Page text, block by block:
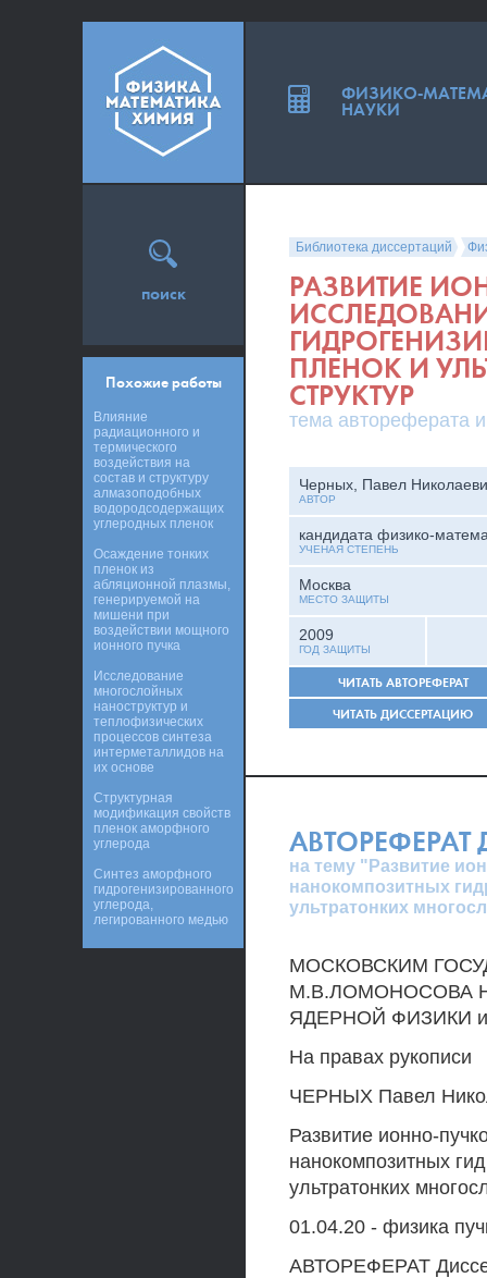
Библиотека диссертаций
РАЗВИТИЕ
ПЛЕНОК И
СТРУКТУР
тема автореферата
Черных, Павел
АВТОР
кандидата физико-
УЧЕНАЯ СТЕПЕНЬ
Москва
МЕСТО ЗАЩИТЫ
2009
ГОД ЗАЩИТЫ
ЧИТАТЬ АВТОРЕФЕРАТ
ЧИТАТЬ ДИССЕРТАЦИЮ
АВТОРЕФЕРАТ
на тему "Развитие
нанокомпозитных
ультратонких
МОСКОВСКИМ
М.В.ЛОМОНОСОВА
ЯДЕРНОЙ ФИЗИКИ
На правах рукописи
ЧЕРНЫХ Павел
Развитие ионно-
нанокомпозитных
ультратонких
01.04.20 - физика
АВТОРЕФЕРАТ
поиск
Похожие работы
Влияние
радиационного и
термического
воздействия на
состав и структуру
алмазоподобных
водородсодержащих
углеродных пленок
Осаждение тонких
пленок из
абляционной плазмы,
генерируемой на
мишени при
воздействии мощного
ионного пучка
Исследование
многослойных
наноструктур и
теплофизических
процессов синтеза
интерметаллидов на
их основе
Структурная
модификация свойств
пленок аморфного
углерода
Синтез аморфного
гидрогенизированного
углерода,
легированного медью
ФИЗИКО-
НАУКИ